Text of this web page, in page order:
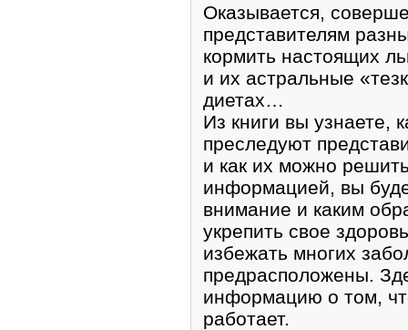
Оказывается,
представителям
кормить настоящих
и их астральные
диетах…
Из книги вы узнаете,
преследуют
и как их можно
информацией, вы
внимание и каким
укрепить свое
избежать многих
предрасположены.
информацию о том,
работает.